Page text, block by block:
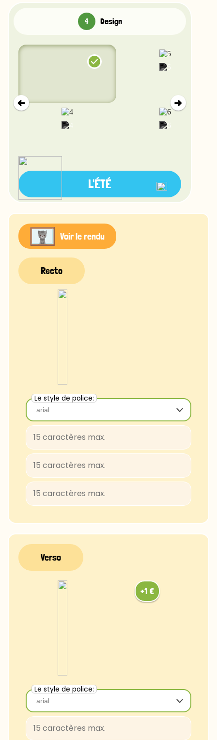
Design
L'ÉTÉ
Voir le rendu
Le style de police:
arial
BungeeShade-Regular
ConcertOne-Regular
Courgette-Regular
JuliusSansOne-Regular
Lobster
OpenSans-Regular
Le style de police:
arial